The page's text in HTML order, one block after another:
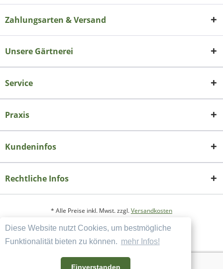
Diese Website nutzt Cookies, um bestmögliche
Funktionalität bieten zu können. mehr Infos!
Einverstanden
Zahlungsarten & Versand
Unsere Gärtnerei
Service
Praxis
Kundeninfos
Rechtliche Infos
* Alle Preise inkl. Mwst. zzgl.Versandkosten
Copyright
Datenschutzerklärung
Widerrufsbelehrung und Muster-Widerrufsformular
AGB und Kundeninformation